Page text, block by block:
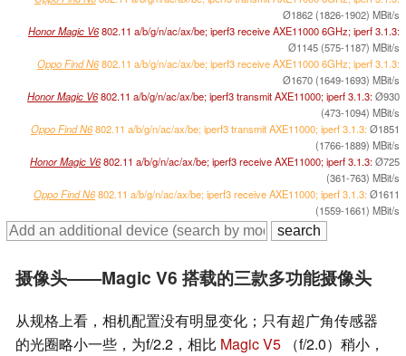
Ø1862 (1826-1902) MBit/s
Honor Magic V6802.11 a/​b/​g/​n/​ac/​ax/​be; iperf3 receive AXE11000 6GHz; iperf 3.1.3:
Ø1145 (575-1187) MBit/s
Oppo Find N6802.11 a/​b/​g/​n/​ac/​ax/​be; iperf3 receive AXE11000 6GHz; iperf 3.1.3:
Ø1670 (1649-1693) MBit/s
Honor Magic V6802.11 a/​b/​g/​n/​ac/​ax/​be; iperf3 transmit AXE11000; iperf 3.1.3:Ø930
(473-1094) MBit/s
Oppo Find N6802.11 a/​b/​g/​n/​ac/​ax/​be; iperf3 transmit AXE11000; iperf 3.1.3:Ø1851
(1766-1889) MBit/s
Honor Magic V6802.11 a/​b/​g/​n/​ac/​ax/​be; iperf3 receive AXE11000; iperf 3.1.3:Ø725
(361-763) MBit/s
Oppo Find N6802.11 a/​b/​g/​n/​ac/​ax/​be; iperf3 receive AXE11000; iperf 3.1.3:Ø1611
(1559-1661) MBit/s
摄像头——Magic V6 搭载的三款多功能摄像头
从规格上看，相机配置没有明显变化；只有超广角传感器
的光圈略小一些，为f/2.2，相比 Magic V5 （f/2.0）稍小，